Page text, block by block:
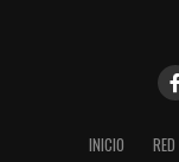
INICIO